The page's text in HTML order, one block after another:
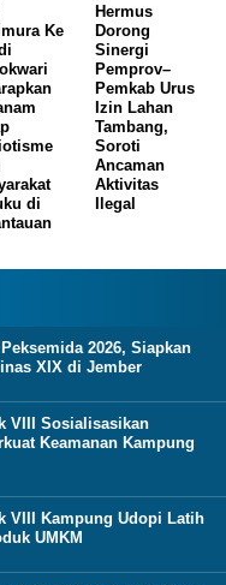
Ke
di
Hermus
Dorong
Sinergi
Pemprov–
Pemkab Urus
Izin Lahan
Tambang,
Soroti
Ancaman
Aktivitas
Ilegal
2026, Siapkan
XIX di Jember
VIII Sosialisasikan
Keamanan Kampung
VIII Kampung Udopi Latih
UMKM